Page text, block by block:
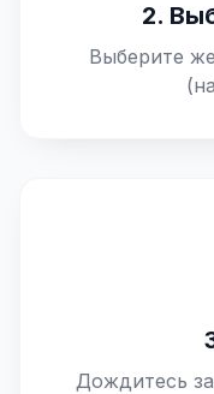
2.
Выберите
Дождитесь